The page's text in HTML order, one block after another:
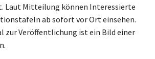
Laut Mitteilung können Interessierte
ab sofort vor Ort einsehen.
zur Veröffentlichung ist ein Bild einer